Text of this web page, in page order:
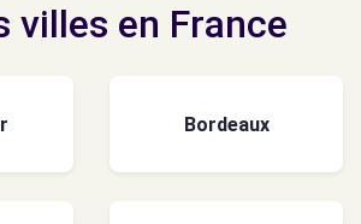
villes en France
Bordeaux